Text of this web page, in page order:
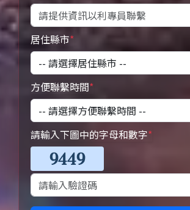
居住縣市*
方便聯繫時間*
請輸入下圖中的字母和數字*